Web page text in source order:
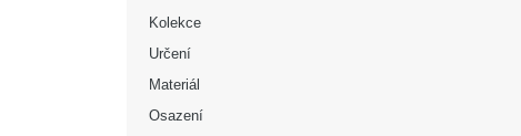
Kolekce
Určení
Materiál
Osazení